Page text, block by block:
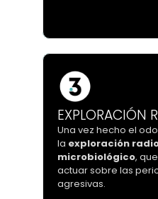
EXPLORACIÓN
Una vez hecho el
la exploración
microbiológico,
actuar sobre las
agresivas.